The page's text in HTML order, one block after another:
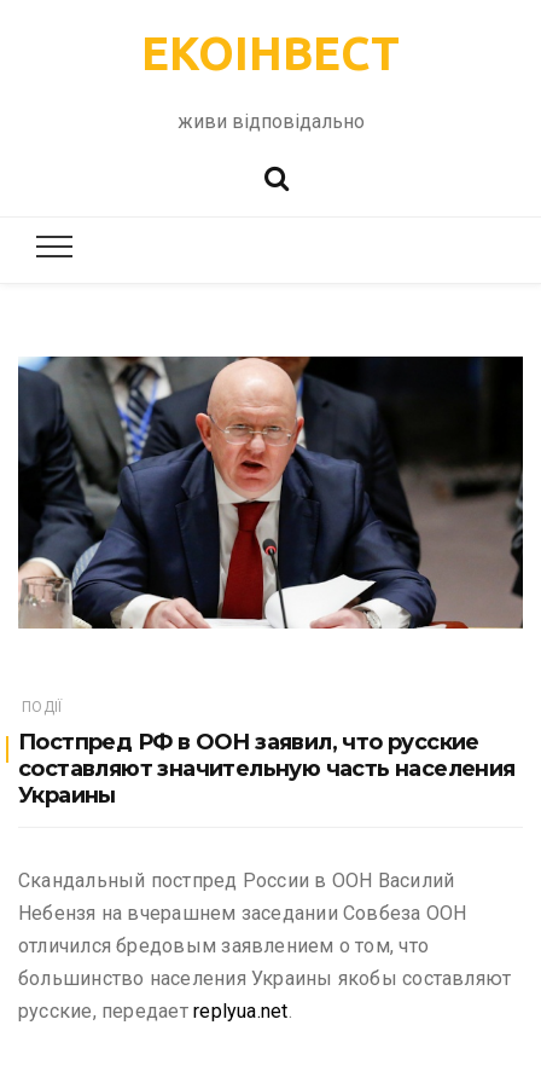
ЕКОІНВЕСТ
живи відповідально
ПОДІЇ
Постпред РФ в ООН заявил, что русские
составляют значительную часть населения
Украины
Скандальный постпред России в ООН Василий
Небензя на вчерашнем заседании Совбеза ООН
отличился бредовым заявлением о том, что
большинство населения Украины якобы составляют
русские, передаетreplyua.net.